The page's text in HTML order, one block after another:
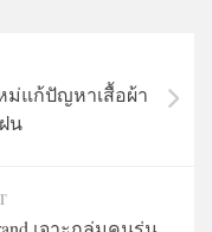
ม่แก้ปัญหาเสื้อผ้า
น